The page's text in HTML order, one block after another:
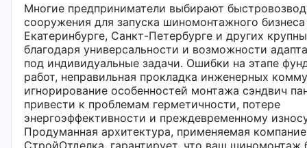
Многие предприниматели выбирают
сооружения для запуска шиномонтажного
Екатеринбурге, Санкт-Петербурге и других
благодаря универсальности и возможности
под индивидуальные задачи. Ошибки на этапе
работ, неправильная прокладка инженерных
игнорирование особенностей монтажа сэндвич
привести к проблемам герметичности, потере
энергоэффективности и преждевременному
Продуманная архитектура, применяемая
СтройОтделка, гарантирует, что ваш шиномонтаж